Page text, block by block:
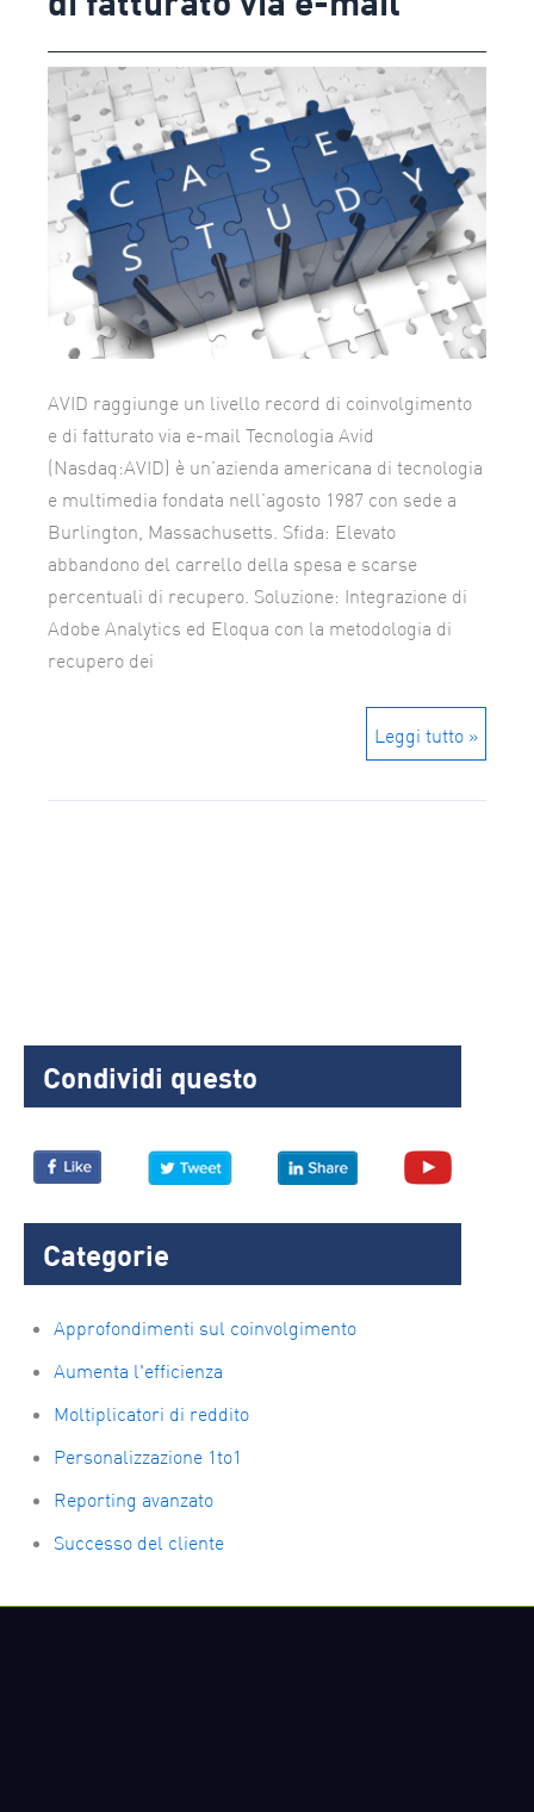
AVID raggiunge un livello record di coinvolgimento
e di fatturato via e-mail Tecnologia Avid
(Nasdaq:AVID) è un’azienda americana di tecnologia
e multimedia fondata nell’agosto 1987 con sede a
Burlington, Massachusetts. Sfida: Elevato
abbandono del carrello della spesa e scarse
percentuali di recupero. Soluzione: Integrazione di
Adobe Analytics ed Eloqua con la metodologia di
recupero dei
record
coinvolgimento
e
di
fatturato
via
e-
mail
Leggi tutto »
Condividi questo
Categorie
Approfondimenti sul coinvolgimento
Aumenta l'efficienza
Moltiplicatori di reddito
Personalizzazione 1to1
Reporting avanzato
Successo del cliente